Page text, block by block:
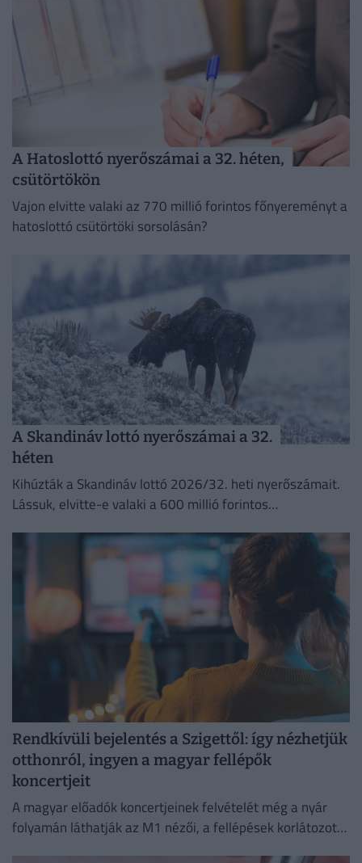
A Hatoslottó nyerőszámai a 32. héten,
csütörtökön
Vajon elvitte valaki az 770 millió forintos főnyereményt a
hatoslottó csütörtöki sorsolásán?
A Skandináv lottó nyerőszámai a 32.
héten
Kihúzták a Skandináv lottó 2026/32. heti nyerőszámait.
Lássuk, elvitte-e valaki a 600 millió forintos
Rendkívüli bejelentés a Szigettől: így nézhetjük
otthonról, ingyen a magyar fellépők
koncertjeit
A magyar előadók koncertjeinek felvételét még a nyár
folyamán láthatják az M1 nézői, a fellépések korlátozott